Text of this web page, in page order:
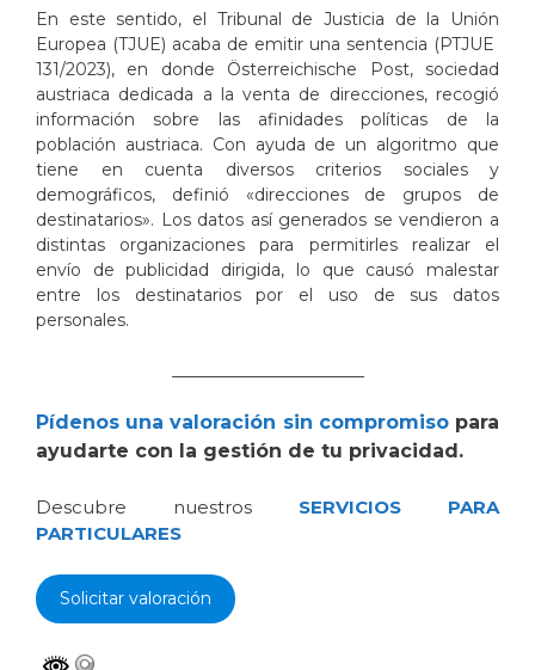
En este sentido, el Tribunal de Justicia de la Unión
Europea (TJUE) acaba de emitir una sentencia (PTJUE
131/2023), en donde Österreichische Post, sociedad
austriaca dedicada a la venta de direcciones, recogió
información sobre las afinidades políticas de la
población austriaca. Con ayuda de un algoritmo que
tiene en cuenta diversos criterios sociales y
demográficos, definió «direcciones de grupos de
destinatarios». Los datos así generados se vendieron a
distintas organizaciones para permitirles realizar el
envío de publicidad dirigida, lo que causó malestar
entre los destinatarios por el uso de sus datos
personales.
Pídenos una valoración sin compromiso para
ayudarte con la gestión de tu privacidad.
Descubre nuestros SERVICIOS PARA
PARTICULARES
Solicitar valoración